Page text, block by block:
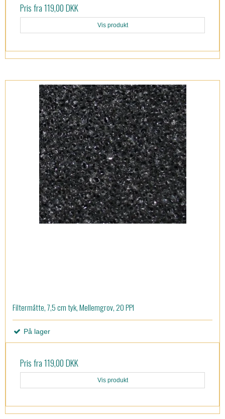
Pris fra119,00 DKK
Vis produkt
Filtermåtte, 7,5 cm tyk, Mellemgrov, 20 PPI
På lager
Pris fra119,00 DKK
Vis produkt